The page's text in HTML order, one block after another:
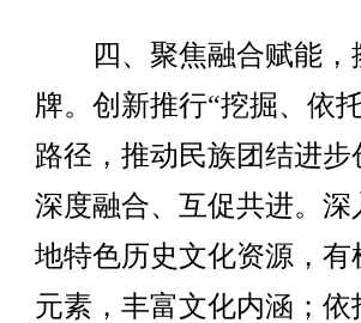
四、聚焦融合赋能，
牌。创新推行“挖掘、依
路径，推动民族团结进
深度融合、互促共进。
地特色历史文化资源，
元素，丰富文化内涵；